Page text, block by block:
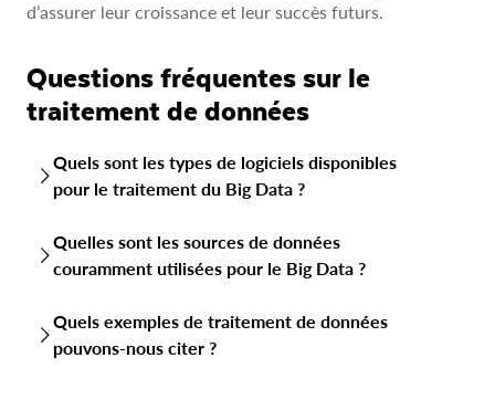
d’assurer leur croissance et leur succès futurs.
Questions fréquentes sur le
traitement de données
Quels sont les types de logiciels disponibles
pour le traitement du Big Data ?
Apache Spark
Amazon Redshift, Microsoft Azure HDInsight
Bases de données NoSQL :
Quelles sont les sources de données
couramment utilisées pour le Big Data ?
sources, qui peuvent être globalement classées en trois
types :les données structurées, non structurées et semi-
Quels exemples de traitement de données
pouvons-nous citer ?